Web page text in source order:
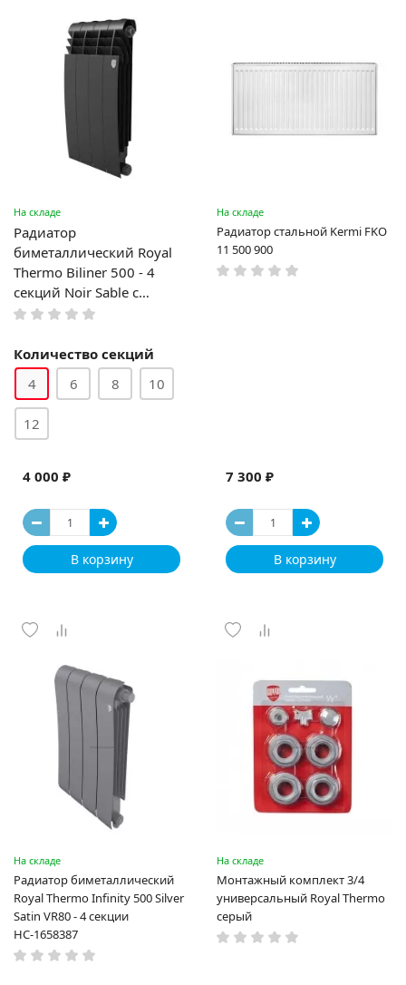
На складе
Радиатор
биметаллический Royal
Thermo Biliner 500 - 4
секций Noir Sable с
боковым подключением
Количество секций
4
6 8 10
12
4 000 ₽
В корзину
На складе
Радиатор стальной Kermi FKO
11 500 900
7 300 ₽
В корзину
На складе
Радиатор биметаллический
Royal Thermo Infinity 500 Silver
Satin VR80 - 4 секции
НС-1658387
На складе
Монтажный комплект 3/4
универсальный Royal Thermo
серый